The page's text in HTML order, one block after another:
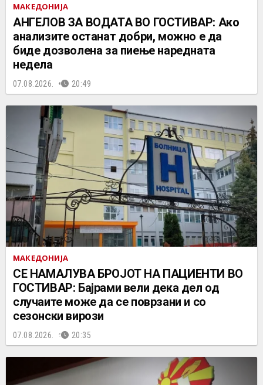
МАКЕДОНИЈА
АНГЕЛОВ ЗА ВОДАТА ВО ГОСТИВАР: Ако
анализите останат добри, можно е да
биде дозволена за пиење наредната
недела
07.08.2026. 20:49
МАКЕДОНИЈА
СЕ НАМАЛУВА БРОЈОТ НА ПАЦИЕНТИ ВО
ГОСТИВАР: Бајрами вели дека дел од
случаите може да се поврзани и со
сезонски вирози
07.08.2026. 20:35